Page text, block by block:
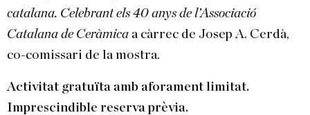
catalana. Celebrant els 40 anys de l’Associació
Catalana de Ceràmica a càrrec de Josep A. Cerdà,
co-comissari de la mostra.
Activitat gratuïta amb aforament limitat.
Imprescindible reserva prèvia.